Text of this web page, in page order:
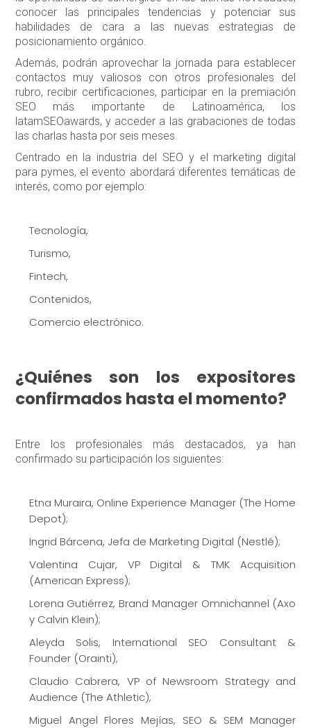
conocer las principales tendencias y potenciar sus
habilidades de cara a las nuevas estrategias de
posicionamiento orgánico.
Además, podrán aprovechar la jornada para establecer
contactos muy valiosos con otros profesionales del
rubro, recibir certificaciones, participar en la premiación
SEO más importante de Latinoamérica, los
latamSEOawards, y acceder a las grabaciones de todas
las charlas hasta por seis meses.
Centrado en la industria del SEO y el marketing digital
para pymes, el evento abordará diferentes temáticas de
interés, como por ejemplo:
Tecnología,
Turismo,
Fintech,
Contenidos,
Comercio electrónico.
¿Quiénes son los expositores
confirmados hasta el momento?
Entre los profesionales más destacados, ya han
confirmado su participación los siguientes:
Etna Muraira, Online Experience Manager (The Home
Depot);
Ingrid Bárcena, Jefa de Marketing Digital (Nestlé);
Valentina Cujar, VP Digital & TMK Acquisition
(American Express);
Lorena Gutiérrez, Brand Manager Omnichannel (Axo
y Calvin Klein);
Aleyda Solis, International SEO Consultant &
Founder (Orainti);
Claudio Cabrera, VP of Newsroom Strategy and
Audience (The Athletic);
Miguel Angel Flores Mejías, SEO & SEM Manager